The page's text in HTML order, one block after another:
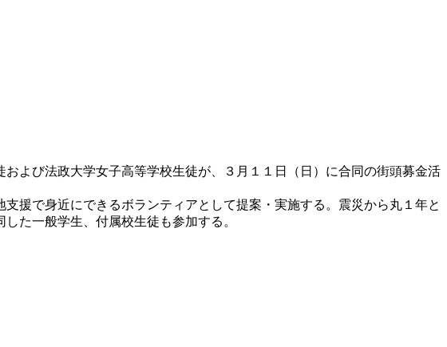
よび法政大学女子高等学校生徒が、３月１１日（日）に合同の街頭募金活
支援で身近にできるボランティアとして提案・実施する。震災から丸１年と
た一般学生、付属校生徒も参加する。